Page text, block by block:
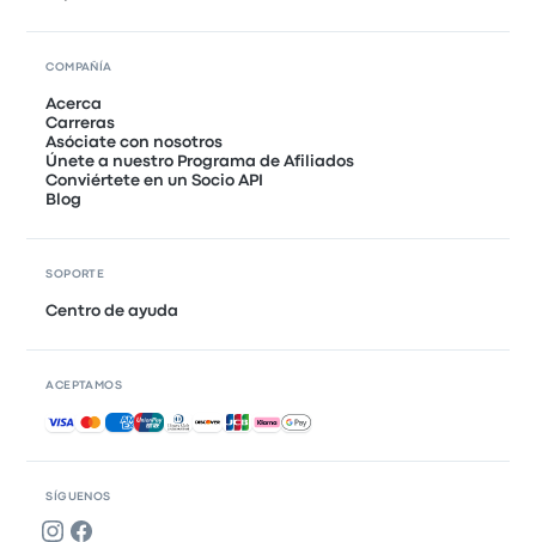
SÍGUENOS
COMPAÑÍA
Acerca
Carreras
Asóciate con nosotros
Únete a nuestro Programa de Afiliados
Conviértete en un Socio API
Blog
SOPORTE
Centro de ayuda
ACEPTAMOS
Pagos aceptados